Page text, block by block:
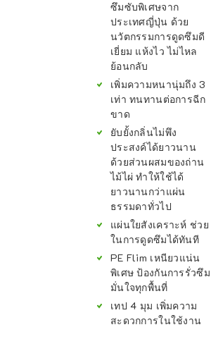
ซึมซับพิเศษจาก
ประเทศญี่ปุ่น ด้วย
นวัตกรรมการดูดซึมดี
เยี่ยม แห้งไว ไม่ไหล
ย้อนกลับ
เพิ่มความหนานุ่มถึง 3
เท่า ทนทานต่อการฉีก
ขาด
ยับยั้งกลิ่นไม่พึง
ประสงค์ได้ยาวนาน
ด้วยส่วนผสมของถ่าน
ไม้ไผ่ ทำให้ใช้ได้
ยาวนานกว่าแผ่น
ธรรมดาทั่วไป
แผ่นใยสังเคราะห์ ช่วย
ในการดูดซึมได้ทันที
PE Flim เหนียวแน่น
พิเศษ ป้องกันการรั่วซึม
มั่นใจทุกพื้นที่
เทป 4 มุม เพิ่มความ
สะดวกการในใช้งาน